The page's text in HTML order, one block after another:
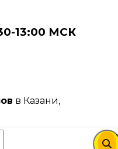
13:00 МСК
в Казани,